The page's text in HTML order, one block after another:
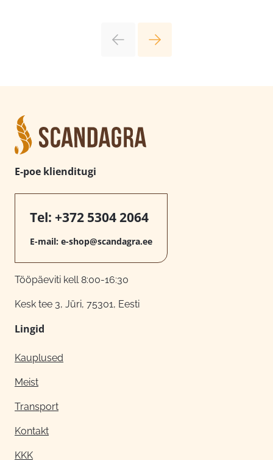
E-poe klienditugi
Tel: +372 5304 2064
E-mail: e-shop@scandagra.ee
Tööpäeviti kell 8:00-16:30
Kesk tee 3, Jüri, 75301, Eesti
Lingid
Kauplused
Meist
Transport
Kontakt
KKK